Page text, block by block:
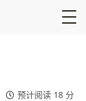
预计阅读 18 分